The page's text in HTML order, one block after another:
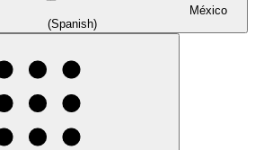
México
(Spanish)